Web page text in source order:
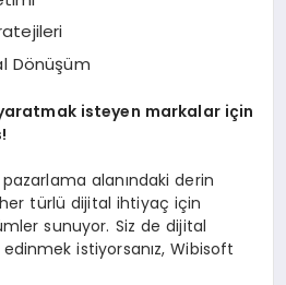
Dönüşüm
isteyen markalar için
alanındaki derin
türlü dijital ihtiyaç için
sunuyor. Siz de dijital
istiyorsanız, Wibisoft